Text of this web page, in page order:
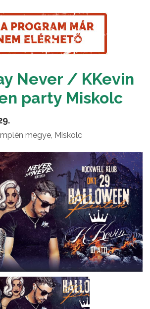
Never / KKevin
party Miskolc
megye, Miskolc